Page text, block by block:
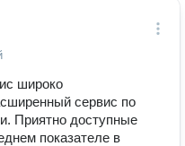
широко
сервис по
Приятно доступные
показателе в